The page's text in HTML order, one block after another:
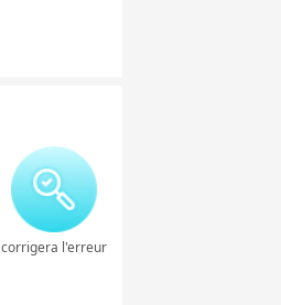
corrigera l'erreur